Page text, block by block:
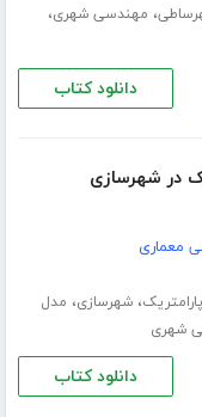
، مهندسی شهری،
دانلود کتاب
در شهرسازی
معماری
،شهرسازی، مدل
شهری
دانلود کتاب